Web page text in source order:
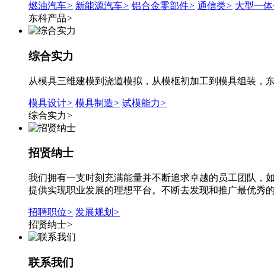
燃油汽车> 新能源汽车> 铝合金零部件> 通信类> 大型一
东科产品>
综合实力
从模具三维建模到浇道模拟，从模框初加工到模具组装，
模具设计> 模具制造> 试模能力>
综合实力>
招贤纳士
我们拥有一支时刻充满能量并不断追求卓越的员工团队，
提供实现职业发展的理想平台。不断去发现和推广最优秀
招聘职位> 发展规划 >
招贤纳士>
联系我们